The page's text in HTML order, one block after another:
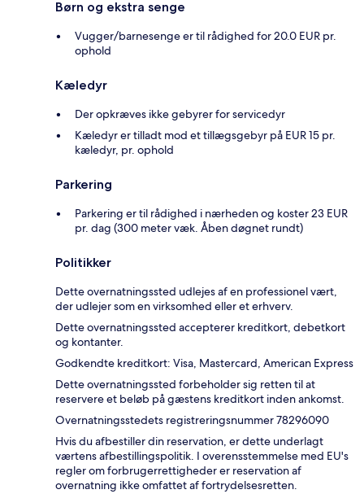
Børn og ekstra senge
Vugger/barnesenge er til rådighed for 20.0 EUR pr.
ophold
Kæledyr
Der opkræves ikke gebyrer for servicedyr
Kæledyr er tilladt mod et tillægsgebyr på EUR 15 pr.
kæledyr, pr. ophold
Parkering
Parkering er til rådighed i nærheden og koster 23 EUR
pr. dag (300 meter væk. Åben døgnet rundt)
Politikker
Dette overnatningssted udlejes af en professionel vært,
der udlejer som en virksomhed eller et erhverv.
Dette overnatningssted accepterer kreditkort, debetkort
og kontanter.
Godkendte kreditkort: Visa, Mastercard, American Express
Dette overnatningssted forbeholder sig retten til at
reservere et beløb på gæstens kreditkort inden ankomst.
Overnatningsstedets registreringsnummer 78296090
Hvis du afbestiller din reservation, er dette underlagt
værtens afbestillingspolitik. I overensstemmelse med EU's
regler om forbrugerrettigheder er reservation af
overnatning ikke omfattet af fortrydelsesretten.